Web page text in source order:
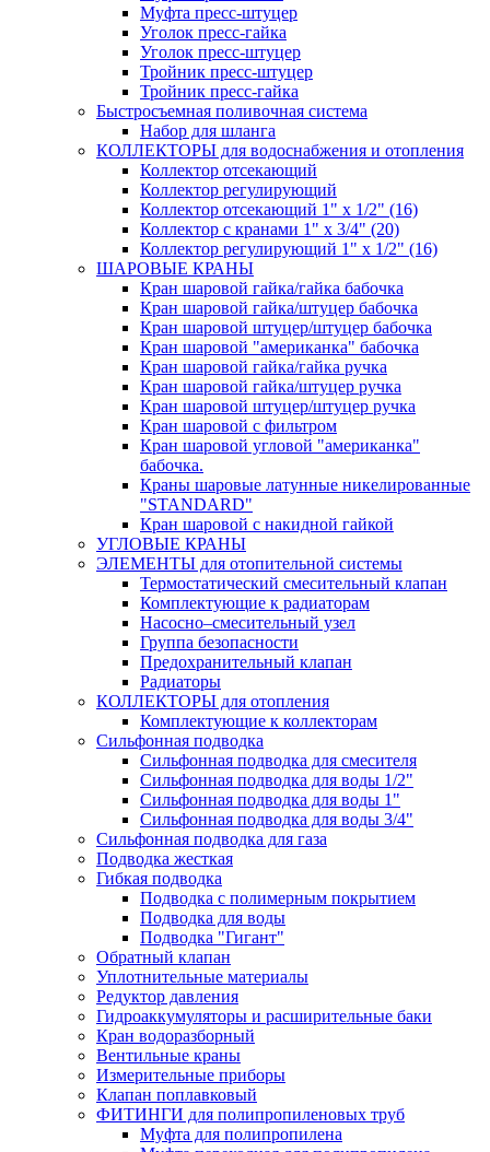
Муфта пресс-штуцер
Уголок пресс-гайка
Уголок пресс-штуцер
Тройник пресс-штуцер
Тройник пресс-гайка
Быстросъемная поливочная система
Набор для шланга
КОЛЛЕКТОРЫ для водоснабжения и отопления
Коллектор отсекающий
Коллектор регулирующий
Коллектор отсекающий 1" х 1/2" (16)
Коллектор с кранами 1" х 3/4" (20)
Коллектор регулирующий 1" х 1/2" (16)
ШАРОВЫЕ КРАНЫ
Кран шаровой гайка/гайка бабочка
Кран шаровой гайка/штуцер бабочка
Кран шаровой штуцер/штуцер бабочка
Кран шаровой "американка" бабочка
Кран шаровой гайка/гайка ручка
Кран шаровой гайка/штуцер ручка
Кран шаровой штуцер/штуцер ручка
Кран шаровой с фильтром
Кран шаровой угловой "американка"
бабочка.
Краны шаровые латунные никелированные
"STANDARD"
Кран шаровой с накидной гайкой
УГЛОВЫЕ КРАНЫ
ЭЛЕМЕНТЫ для отопительной системы
Термостатический смесительный клапан
Комплектующие к радиаторам
Насосно–смесительный узел
Группа безопасности
Предохранительный клапан
Радиаторы
КОЛЛЕКТОРЫ для отопления
Комплектующие к коллекторам
Сильфонная подводка
Сильфонная подводка для смесителя
Сильфонная подводка для воды 1/2"
Сильфонная подводка для воды 1"
Сильфонная подводка для воды 3/4"
Cильфонная подводка для газа
Подводка жесткая
Гибкая подводка
Подводка с полимерным покрытием
Подводка для воды
Подводка "Гигант"
Обратный клапан
Уплотнительные материалы
Редуктор давления
Гидроаккумуляторы и расширительные баки
Кран водоразборный
Вентильные краны
Измерительные приборы
Клапан поплавковый
ФИТИНГИ для полипропиленовых труб
Муфта для полипропилена